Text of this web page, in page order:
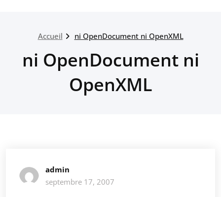
Accueil ni OpenDocument ni OpenXML
ni OpenDocument ni
OpenXML
admin
septembre 17, 2007